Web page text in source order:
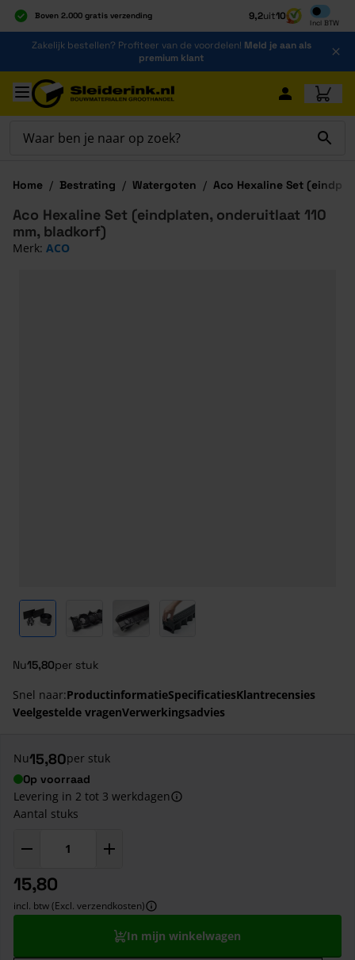
Boven 2.000 gratis verzending
Al 40 jaar dé specialist
Alles onder één dak
9,2uit10
Incl BTW
Inclusief
Ga naar de inhoud
Zakelijk bestellen? Profiteer van de voordelen! Meld je aan als
premium klant
Ga naar hoofdinhoud
Home / Bestrating / Watergoten / Aco Hexaline Set
View larger imageView larger image
View larger imageView larger image
Nu15,80per stuk
Aco Hexaline Set (eindplaten, onderuitlaat 110
mm, bladkorf)
Merk: ACO
Snel naar:ProductinformatieSpecificatiesKlantrecensies
Veelgestelde vragenVerwerkingsadvies
Nu15,80per stuk
Op voorraad
Levering in 2 tot 3 werkdagen
Aantal stuks
15,80
incl. btw (Excl. verzendkosten)
In mijn winkelwagen